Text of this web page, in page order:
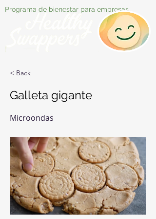
Programa de bienestar para empresas
< Back
Galleta gigante
Microondas